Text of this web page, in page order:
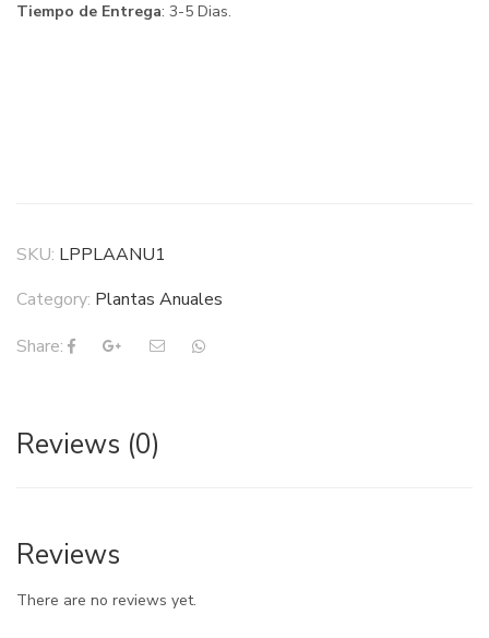
Tiempo de Entrega: 3-5 Dias.
SKU: LPPLAANU1
Category: Plantas Anuales
Share:
Reviews (0)
Reviews
There are no reviews yet.